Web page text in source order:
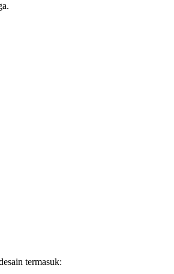
termasuk: